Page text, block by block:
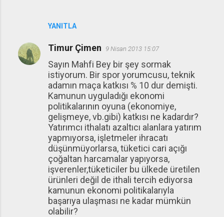
YANITLA
Timur Çimen 9 Nisan 2013 15:07
Sayın Mahfi Bey bir şey sormak
istiyorum. Bir spor yorumcusu, teknik
adamın maça katkısı % 10 dur demişti.
Kamunun uyguladığı ekonomi
politikalarının oyuna (ekonomiye,
gelişmeye, vb.gibi) katkısı ne kadardır?
Yatırımcı ithalatı azaltıcı alanlara yatırım
yapmıyorsa, işletmeler ihracatı
düşünmüyorlarsa, tüketici cari açığı
çoğaltan harcamalar yapıyorsa,
işverenler,tüketiciler bu ülkede üretilen
ürünleri değil de ithali tercih ediyorsa
kamunun ekonomi politikalarıyla
başarıya ulaşması ne kadar mümkün
olabilir?